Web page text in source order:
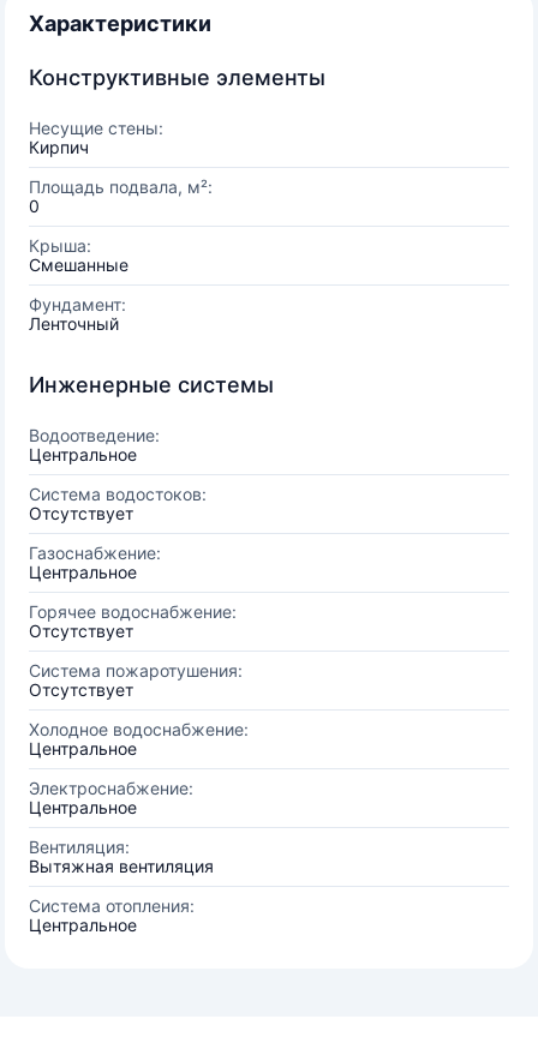
Характеристики
Конструктивные элементы
Несущие стены:
Кирпич
Площадь подвала, м²:
0
Крыша:
Смешанные
Фундамент:
Ленточный
Инженерные системы
Водоотведение:
Центральное
Система водостоков:
Отсутствует
Газоснабжение:
Центральное
Горячее водоснабжение:
Отсутствует
Система пожаротушения:
Отсутствует
Холодное водоснабжение:
Центральное
Электроснабжение:
Центральное
Вентиляция:
Вытяжная вентиляция
Система отопления:
Центральное